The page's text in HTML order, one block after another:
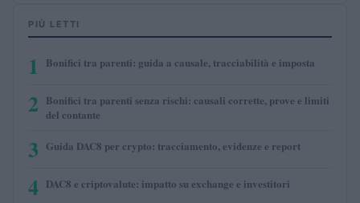
PIÙ LETTI
1 Bonifici tra parenti: guida a causale, tracciabilità e imposta
2 Bonifici tra parenti senza rischi: causali corrette, prove e limiti
del contante
3 Guida DAC8 per crypto: tracciamento, evidenze e report
4 DAC8 e criptovalute: impatto su exchange e investitori